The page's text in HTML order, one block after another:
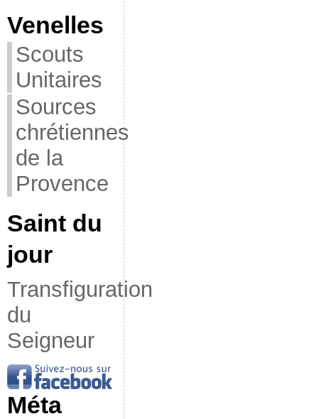
Venelles
Scouts
Unitaires
Sources
chrétiennes
de la
Provence
Saint du
jour
Transfiguration
du
Seigneur
Méta